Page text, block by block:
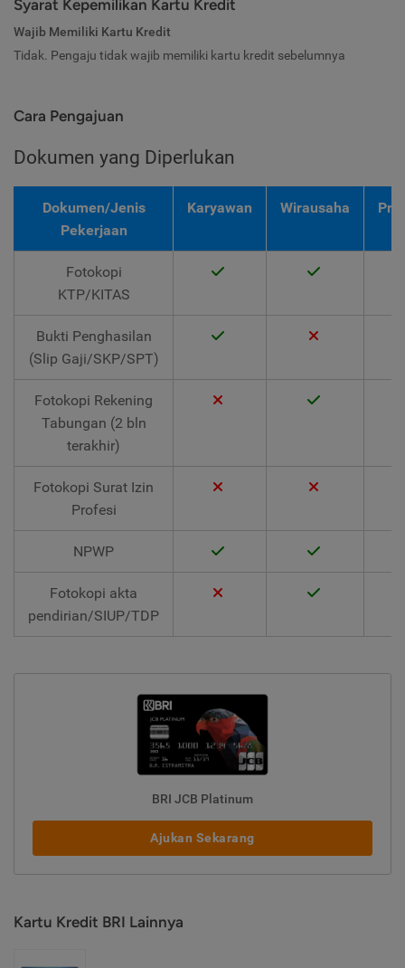
Syarat Kepemilikan Kartu Kredit
Wajib Memiliki Kartu Kredit
Tidak. Pengaju tidak wajib memiliki kartu kredit sebelumnya
Cara Pengajuan
Dokumen yang Diperlukan
Dokumen/Jenis
Pekerjaan
Karyawan Wirausaha
Fotokopi
KTP/KITAS
Bukti Penghasilan
(Slip Gaji/SKP/SPT)
Fotokopi Rekening
Tabungan (2 bln
terakhir)
Fotokopi Surat Izin
Profesi
NPWP
Fotokopi akta
pendirian/SIUP/TDP
BRI JCB Platinum
Ajukan Sekarang
Kartu Kredit BRI Lainnya